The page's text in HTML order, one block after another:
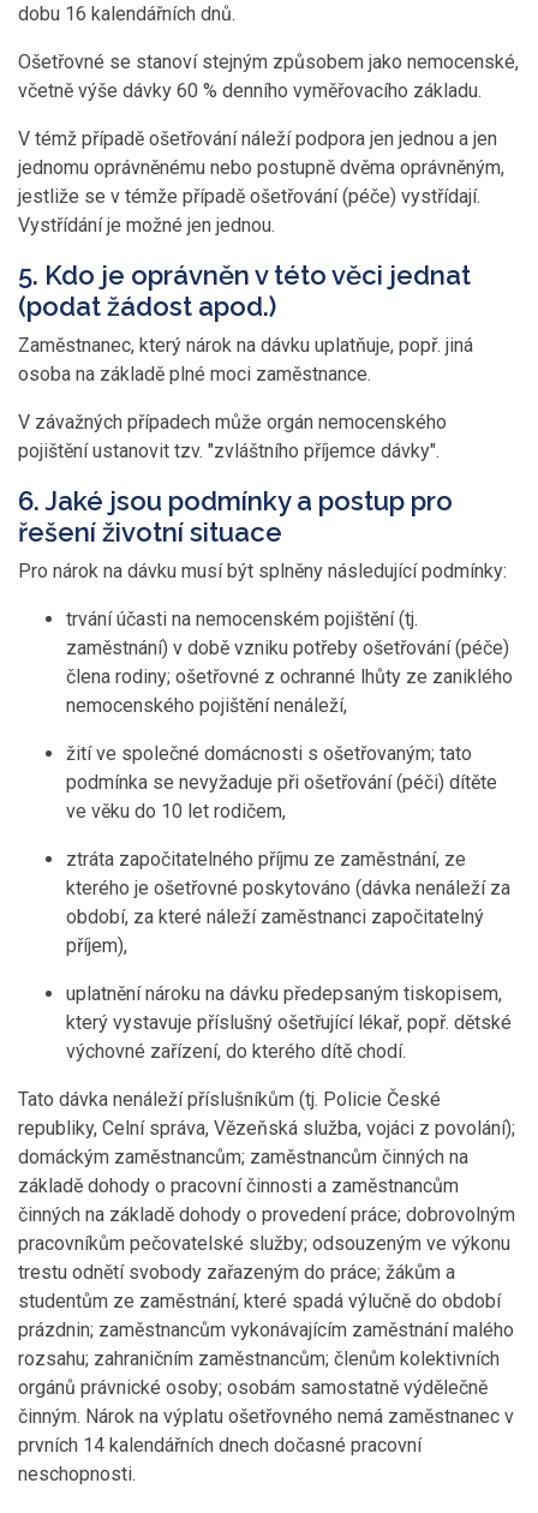
dobu 16 kalendářních dnů.
Ošetřovné se stanoví stejným způsobem jako nemocenské,
včetně výše dávky 60 % denního vyměřovacího základu.
V témž případě ošetřování náleží podpora jen jednou a jen
jednomu oprávněnému nebo postupně dvěma oprávněným,
jestliže se v témže případě ošetřování (péče) vystřídají.
Vystřídání je možné jen jednou.
5. Kdo je oprávněn v této věci jednat
(podat žádost apod.)
Zaměstnanec, který nárok na dávku uplatňuje, popř. jiná
osoba na základě plné moci zaměstnance.
V závažných případech může orgán nemocenského
pojištění ustanovit tzv. "zvláštního příjemce dávky".
6. Jaké jsou podmínky a postup pro
řešení životní situace
Pro nárok na dávku musí být splněny následující podmínky:
trvání účasti na nemocenském pojištění (tj.
zaměstnání) v době vzniku potřeby ošetřování (péče)
člena rodiny; ošetřovné z ochranné lhůty ze zaniklého
nemocenského pojištění nenáleží,
žití ve společné domácnosti s ošetřovaným; tato
podmínka se nevyžaduje při ošetřování (péči) dítěte
ve věku do 10 let rodičem,
ztráta započitatelného příjmu ze zaměstnání, ze
kterého je ošetřovné poskytováno (dávka nenáleží za
období, za které náleží zaměstnanci započitatelný
příjem),
uplatnění nároku na dávku předepsaným tiskopisem,
který vystavuje příslušný ošetřující lékař, popř. dětské
výchovné zařízení, do kterého dítě chodí.
Tato dávka nenáleží příslušníkům (tj. Policie České
republiky, Celní správa, Vězeňská služba, vojáci z povolání);
domáckým zaměstnancům; zaměstnancům činných na
základě dohody o pracovní činnosti a zaměstnancům
činných na základě dohody o provedení práce; dobrovolným
pracovníkům pečovatelské služby; odsouzeným ve výkonu
trestu odnětí svobody zařazeným do práce; žákům a
studentům ze zaměstnání, které spadá výlučně do období
prázdnin; zaměstnancům vykonávajícím zaměstnání malého
rozsahu; zahraničním zaměstnancům; členům kolektivních
orgánů právnické osoby; osobám samostatně výdělečně
činným. Nárok na výplatu ošetřovného nemá zaměstnanec v
prvních 14 kalendářních dnech dočasné pracovní
neschopnosti.